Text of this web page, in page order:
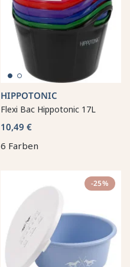
HIPPOTONIC
Flexi Bac Hippotonic 17L
10,49 €
6 Farben
-25%